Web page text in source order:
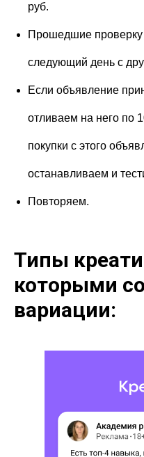
руб.
Прошедшие проверку
следующий день с
Если объявление
отливаем на него по
покупки с этого
останавливаем и
Повторяем.
Типы
которыми
вариации: